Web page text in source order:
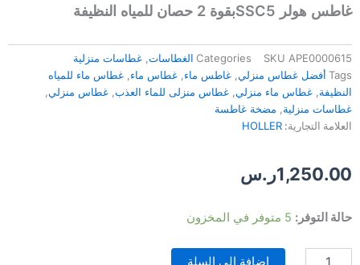
غاطس هولر SSC5بقوة 2 حصان للمياه النظيفة
SKU APE0000615
Categories الغطاسات, غطاسات منزلية
Tags أفضل غطاس منزلي, غاطس ماء, غطاس ماء, غطاس ماء للمياه
النظيفة, غطاس ماء منزلي, غطاس منزلى للماء العذب, غطاس منزلي,
غطاسات منزلية, مضخة غاطسة
العلامة التجارية: HOLLER
1,250.00ر.س
حالة التوفر: 5 متوفر في المخزون
كمية
هولر
إضافة إلى السلة